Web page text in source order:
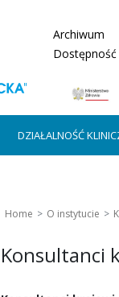
Archiwum
DZIAŁALNOŚĆ
Home O instytucie
Konsultanci